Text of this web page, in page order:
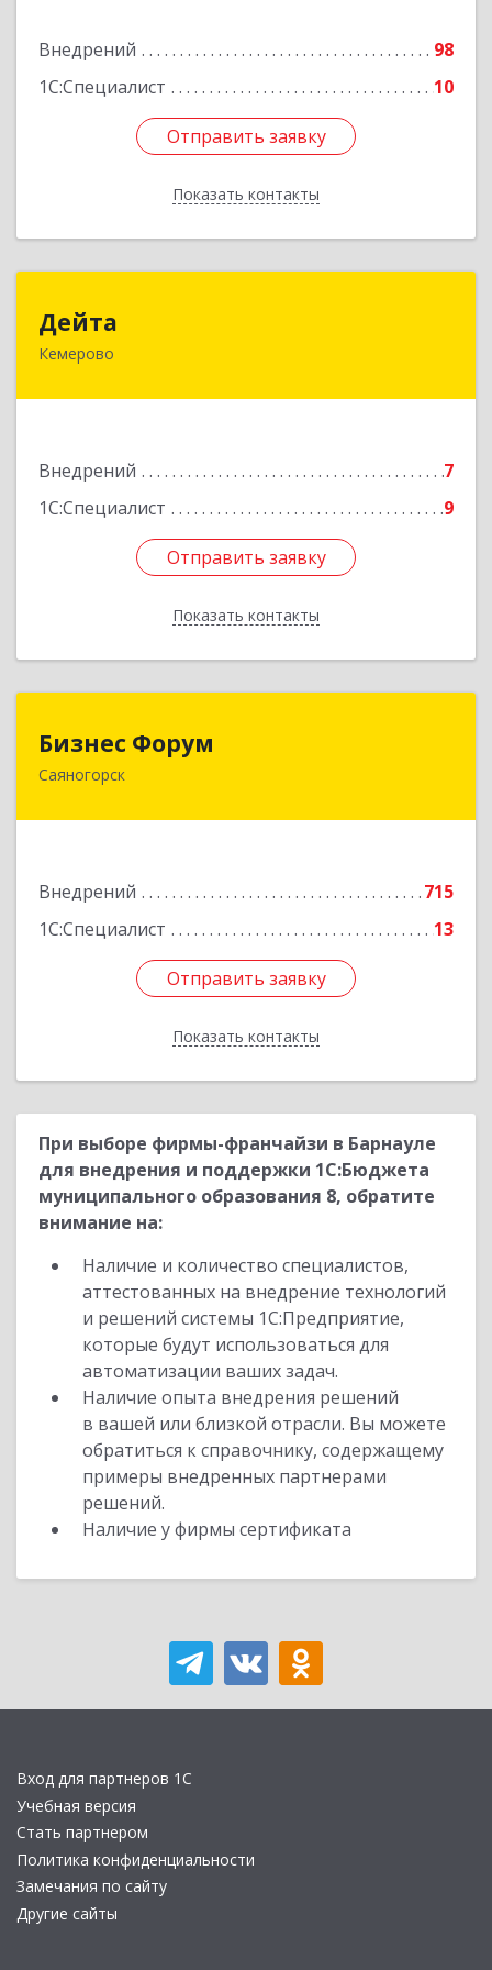
Внедрений
98
1С:Специалист
10
Отправить заявку
Показать контакты
Отправить заявку
Назад
Дейта
Кемерово
Внедрений
7
1С:Специалист
9
Отправить заявку
Показать контакты
Отправить заявку
Назад
Бизнес Форум
Саяногорск
Внедрений
715
1С:Специалист
13
Отправить заявку
Показать контакты
655603, Хакасия Респ, Саяногорск г, Советский
Отправить заявку
Назад
При выборе фирмы-франчайзи в Барнауле
для внедрения и поддержки 1С:Бюджета
муниципального образования 8, обратите
внимание на:
Наличие и количество специалистов,
аттестованных на внедрение технологий
и решений системы 1С:Предприятие,
которые будут использоваться для
автоматизации ваших задач.
Наличие опыта внедрения решений
в вашей или близкой отрасли. Вы можете
обратиться к справочнику, содержащему
примеры внедренных партнерами
решений.
Наличие у фирмы сертификата
Вход для партнеров 1С
Учебная версия
Стать партнером
Политика конфиденциальности
Замечания по сайту
Другие сайты